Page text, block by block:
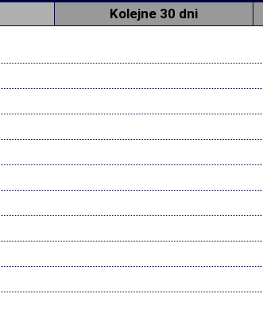
Kolejne 30 dni